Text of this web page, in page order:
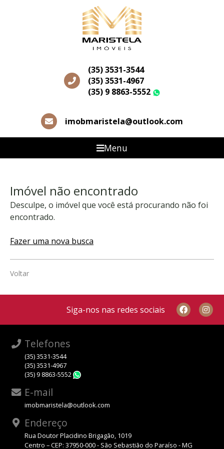
(35) 3531-3544
(35) 3531-4967
(35) 9 8863-5552
imobmaristela@outlook.com
Menu
Imóvel não encontrado
Desculpe, o imóvel que você está procurando não foi
encontrado.
Fazer uma nova busca
Voltar
Siga-nos nas redes sociais
Telefones
(35) 3531-3544
(35) 3531-4967
(35) 9 8863-5552
E-mail
imobmaristela@outlook.com
Endereço
Rua Doutor Placidino Brigagão, 1019
Centro – CEP: 37950-000 - São Sebastião do Paraíso - MG